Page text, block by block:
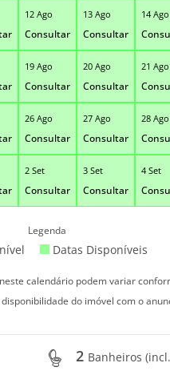
12 Ago
Consultar
13 Ago
Consultar
14 Ago
19 Ago
Consultar
20 Ago
Consultar
21 Ago
26 Ago
Consultar
27 Ago
Consultar
28 Ago
2 Set
Consultar
3 Set
Consultar
4 Set
Legenda
Datas Disponíveis
calendário podem variar
do imóvel com o
2 Banheiros